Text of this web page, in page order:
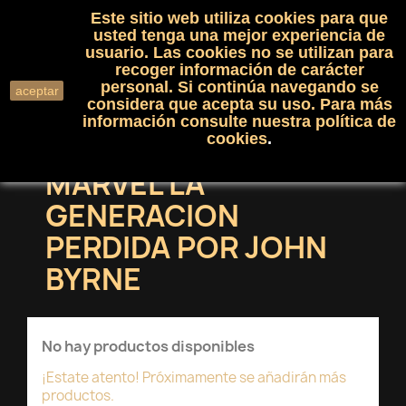
shopping_cart(0)

search
MARVEL LA
GENERACION
PERDIDA POR JOHN
BYRNE
No hay productos disponibles
¡Estate atento! Próximamente se añadirán más
productos.
aceptar
Este sitio web utiliza cookies para que
usted tenga una mejor experiencia de
usuario. Las cookies no se utilizan para
recoger información de carácter
personal. Si continúa navegando se
considera que acepta su uso. Para más
información consulte nuestra política de
cookies.